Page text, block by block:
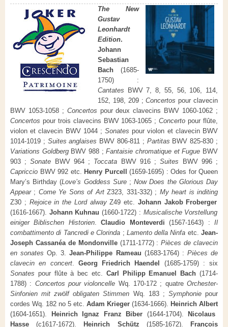
The New
Gustav
Leonhardt
Edition.
Johann
Sebastian
Bach (1685-
1750) :
Cantates BWV 7, 8, 55, 56, 106, 114,
152, 198, 209 ;Concertos pour clavecin
BWV 1053-1058 ; Concertos pour deux clavecins BWV 1060-1062 ;
Concertos pour trois clavecins BWV 1063-1065 ;Concerto pour flûte,
violon et clavecin BWV 1044 ;Sonates pour violon et clavecin BWV
1014-1019 ; Suites anglaises BWV 806-811 ; Partitas BWV 825-830 ;
Variations GoldbergBWV 988 ;Fantaisie chromatique et Fugue BWV
903 ;Sonate BWV 964 ; Toccata BWV 916 ;Suites BWV 996 ;
Capriccio BWV 992 etc. Henry Purcell
(1659-1695) : Odes for Queen
Mary’s Birthday (Love’s Goddess Sure;Now Does the Glorious Day
Appear; Come Ye Sons of ArtZ323, 331-332) ; My heart is inditing
Z30 ; Rejoice in the Lord alwayZ49 etc. Johann Jakob Froberger
(1616-1667). Johann Kuhnau (1660-1722) : Musicalische Vorstellung
einiger Biblischen Historien.Claudio Monteverdi (1567-1643) :Il
combattimento di Tancredi e Clorinda ; Lamento della Ninfa etc.Jean-
Joseph Cassanéa de Mondonville(1711-1772) :Pièces de clavecin
en sonates Op. 3.Jean-Philippe Rameau (1683-1764) : Pièces de
clavecin en concert. Georg Friedrich Haendel
(1685-1759) : six
Sonates pour flûte à bec etc. Carl Philipp Emanuel Bach (1714-
1788) : Concertos pour violoncelle Wq. 170-172 ; quatreOrchester-
Sinfonien mit zwölf obligaten Stimmen Wq. 183 ; Symphoniepour
cordes Wq. 182 no 5 etc. Adam Krieger (1634-1666). Heinrich Albert
(1604-1651).
Heinrich Ignaz Franz Biber (1644-1704).
Nicolaus
Hasse (c1617-1672). Heinrich Schütz (1585-1672).
François